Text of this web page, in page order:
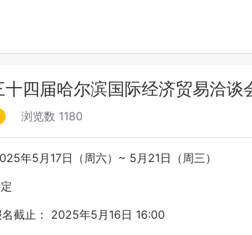
十四届哈尔滨国际经济贸易洽谈
浏览数 1180
年5月17日（周六）~ 5月21日（周三）
截止： 2025年5月16日 16:00